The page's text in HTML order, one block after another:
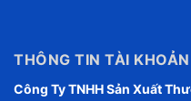
THÔNG TIN TÀI KHOẢN
Công Ty TNHH Sản Xuất